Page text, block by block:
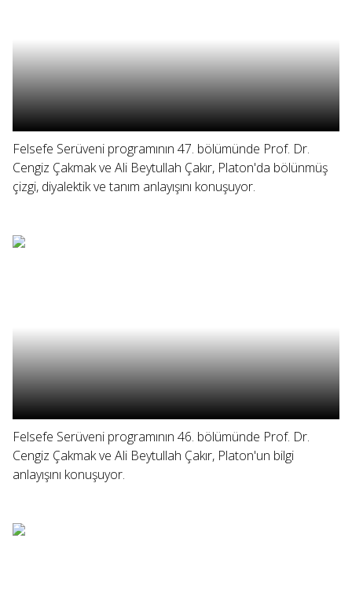
Felsefe Serüveni programının 47. bölümünde Prof. Dr.
Cengiz Çakmak ve Ali Beytullah Çakır, Platon'da bölünmüş
çizgi, diyalektik ve tanım anlayışını konuşuyor.
Felsefe Serüveni programının 46. bölümünde Prof. Dr.
Cengiz Çakmak ve Ali Beytullah Çakır, Platon'un bilgi
anlayışını konuşuyor.